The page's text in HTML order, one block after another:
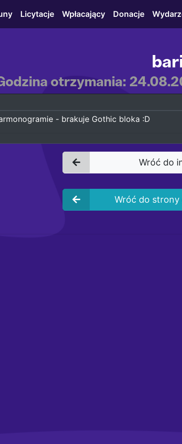
Licytacje Wpłacający Donacje
otrzymania:
- brakuje Gothic bloka :D
Wróć do
Wróć do strony